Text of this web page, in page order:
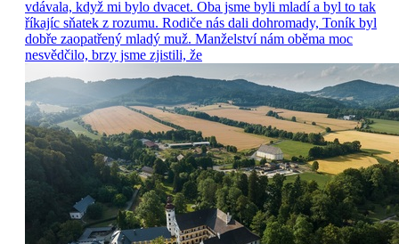
vdávala, když mi bylo dvacet. Oba jsme byli mladí a byl to tak
říkajíc sňatek z rozumu. Rodiče nás dali dohromady, Toník byl
dobře zaopatřený mladý muž. Manželství nám oběma moc
nesvědčilo, brzy jsme zjistili, že